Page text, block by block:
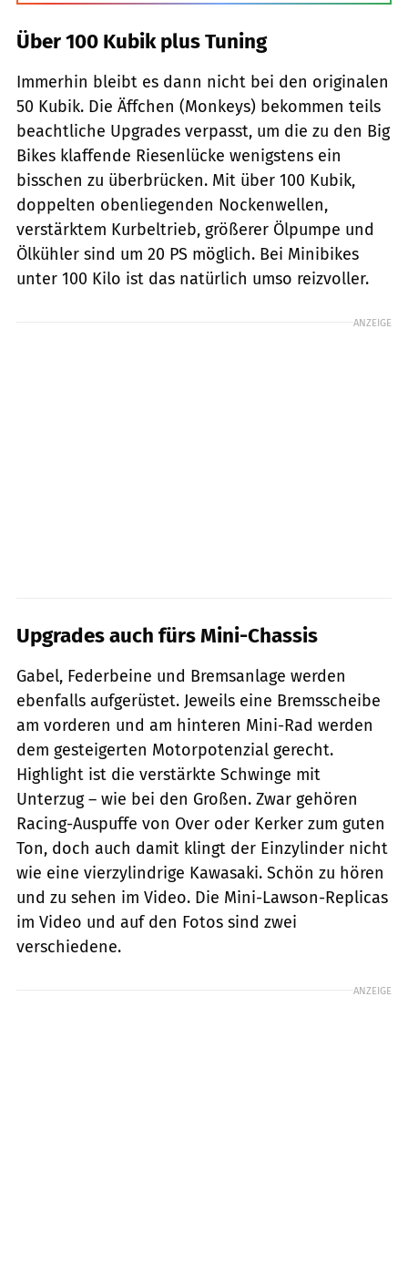
Über 100 Kubik plus Tuning
Immerhin bleibt es dann nicht bei den originalen
50 Kubik. Die Äffchen (Monkeys) bekommen teils
beachtliche Upgrades verpasst, um die zu den Big
Bikes klaffende Riesenlücke wenigstens ein
bisschen zu überbrücken. Mit über 100 Kubik,
doppelten obenliegenden Nockenwellen,
verstärktem Kurbeltrieb, größerer Ölpumpe und
Ölkühler sind um 20 PS möglich. Bei Minibikes
unter 100 Kilo ist das natürlich umso reizvoller.
ANZEIGE
Upgrades auch fürs Mini-Chassis
Gabel, Federbeine und Bremsanlage werden
ebenfalls aufgerüstet. Jeweils eine Bremsscheibe
am vorderen und am hinteren Mini-Rad werden
dem gesteigerten Motorpotenzial gerecht.
Highlight ist die verstärkte Schwinge mit
Unterzug – wie bei den Großen. Zwar gehören
Racing-Auspuffe von Over oder Kerker zum guten
Ton, doch auch damit klingt der Einzylinder nicht
wie eine vierzylindrige Kawasaki. Schön zu hören
und zu sehen im Video. Die Mini-Lawson-Replicas
im Video und auf den Fotos sind zwei
verschiedene.
ANZEIGE